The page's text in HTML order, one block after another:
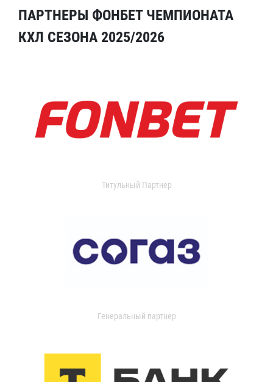
ПАРТНЕРЫ ФОНБЕТ ЧЕМПИОНАТА
КХЛ СЕЗОНА 2025/2026
Титульный Партнер
Генеральный партнер